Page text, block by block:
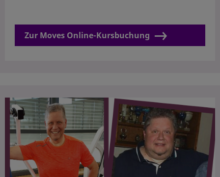
Zur Moves Online-Kursbuchung